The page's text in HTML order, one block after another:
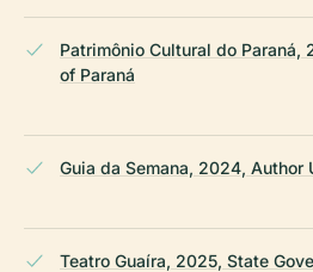
Patrimônio Cultural do Paraná,
of Paraná
Guia da Semana, 2024, Author
Teatro Guaíra, 2025, State